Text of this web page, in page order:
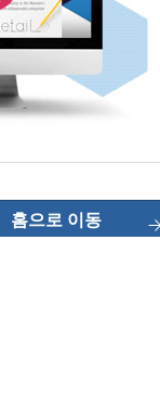
홈으로 이동